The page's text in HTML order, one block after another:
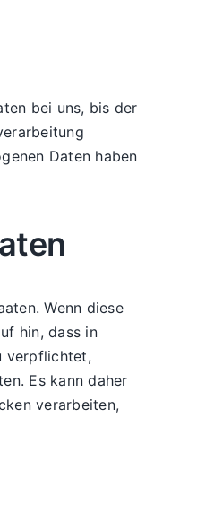
bei uns, bis der
Daten haben
Wenn diese
hin, dass in
verpflichtet,
Es kann daher
verarbeiten,